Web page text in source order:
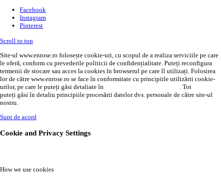
Facebook
Instagram
Pinterest
Scroll to top
Site-ul www.enrose.ro folosește cookie-uri, cu scopul de a realiza serviciile pe care
le oferă, conform cu prevederile politicii de confidențialitate. Puteți reconfigura
termenii de stocare sau acces la cookies în browserul pe care îl utilizați. Folosirea
lor de către www.enrose.ro se face în conformitate cu principiile utilizării cookie-
urilor, pe care le puteți găsi detaliate în
. Tot
puteți găsi în detaliu principiile procesării datelor dvs. personale de către site-ul
nostru.
Sunt de acord
Cookie and Privacy Settings
How we use cookies